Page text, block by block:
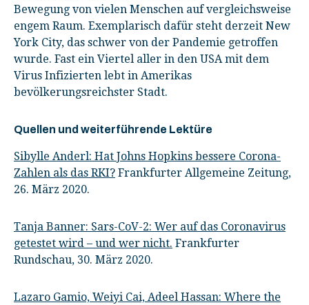
Bewegung von vielen Menschen auf vergleichsweise
engem Raum. Exemplarisch dafür steht derzeit New
York City, das schwer von der Pandemie getroffen
wurde. Fast ein Viertel aller in den USA mit dem
Virus Infizierten lebt in Amerikas
bevölkerungsreichster Stadt.
Quellen und weiterführende Lektüre
Sibylle Anderl: Hat Johns Hopkins bessere Corona-
Zahlen als das RKI? Frankfurter Allgemeine Zeitung,
26. März 2020.
Tanja Banner: Sars-CoV-2: Wer auf das Coronavirus
getestet wird – und wer nicht. Frankfurter
Rundschau, 30. März 2020.
Lazaro Gamio, Weiyi Cai, Adeel Hassan: Where the